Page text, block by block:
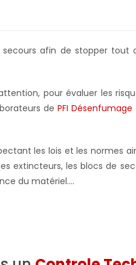
afin de stopper tout
pour évaluer les
dePFI Désenfumage
les lois et les normes
les blocs de
du matériel….